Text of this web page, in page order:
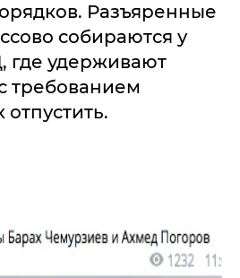
Разъяренные
собираются у
где удерживают
требованием